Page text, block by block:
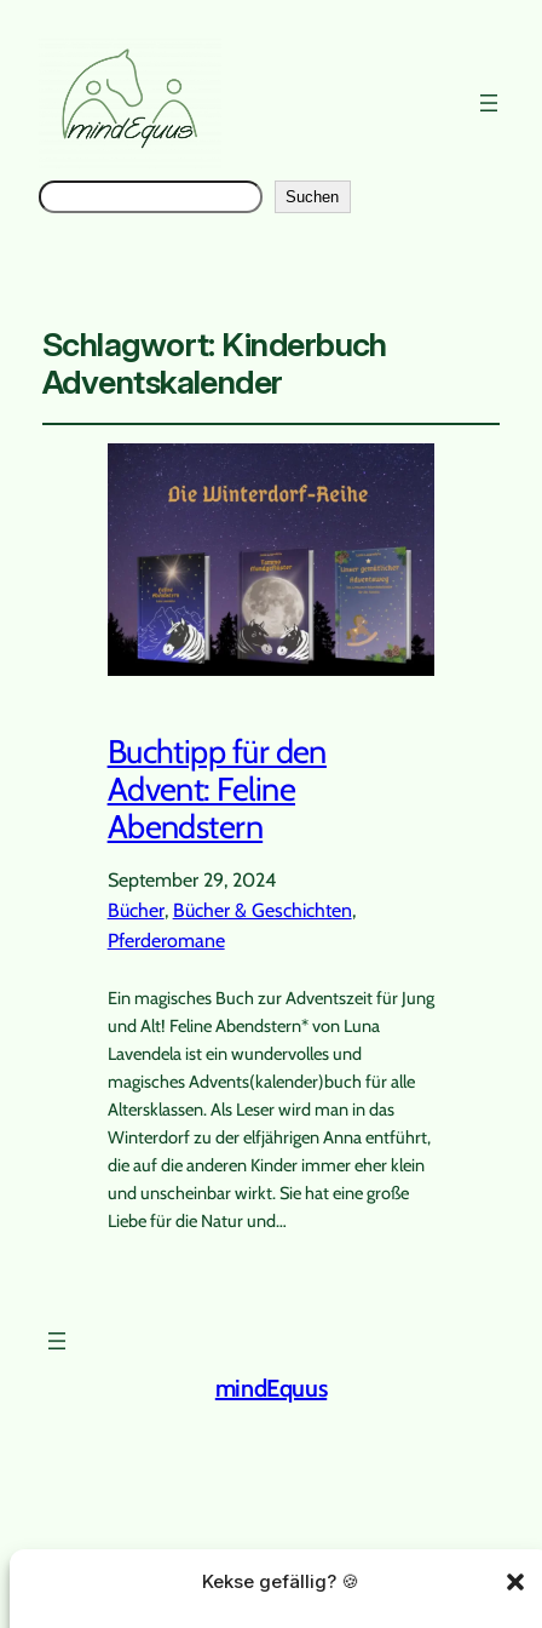
Kekse gefällig? 🍪
Suchen Suchen
Schlagwort: Kinderbuch
Adventskalender
Buchtipp für den
Advent: Feline
Abendstern
September 29, 2024
Bücher, Bücher & Geschichten,
Pferderomane
Ein magisches Buch zur Adventszeit für Jung
und Alt! Feline Abendstern* von Luna
Lavendela ist ein wundervolles und
magisches Advents(kalender)buch für alle
Altersklassen. Als Leser wird man in das
Winterdorf zu der elfjährigen Anna entführt,
die auf die anderen Kinder immer eher klein
und unscheinbar wirkt. Sie hat eine große
Liebe für die Natur und…
mindEquus
steht für psychologische Begleitung von